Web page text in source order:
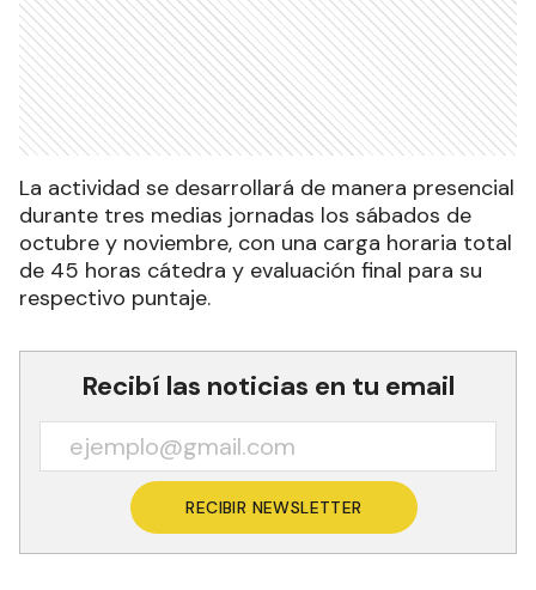
La actividad se desarrollará de manera presencial
durante tres medias jornadas los sábados de
octubre y noviembre, con una carga horaria total
de 45 horas cátedra y evaluación final para su
respectivo puntaje.
Recibí las noticias en tu email
RECIBIR NEWSLETTER